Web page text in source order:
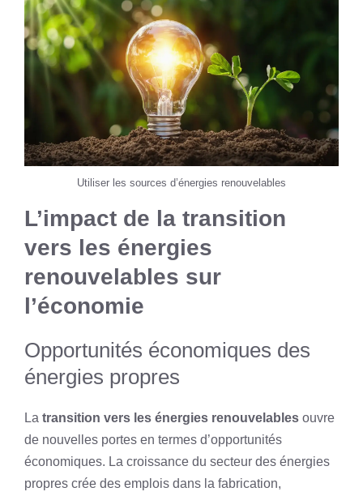
Utiliser les sources d’énergies renouvelables
L’impact de la transition
vers les énergies
renouvelables sur
l’économie
Opportunités économiques des
énergies propres
La transition vers les énergies renouvelables ouvre
de nouvelles portes en termes d’opportunités
économiques. La croissance du secteur des énergies
propres crée des emplois dans la fabrication,